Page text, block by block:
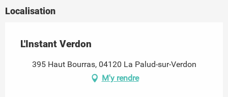
Localisation
L'Instant Verdon
395 Haut Bourras, 04120 La Palud-sur-Verdon
M'y rendre